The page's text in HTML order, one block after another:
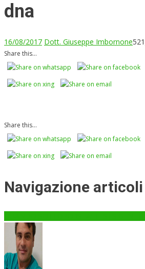
dna
16/08/2017 Dott. Giuseppe Imbornone521
Share this...
Share this...
Navigazione articoli